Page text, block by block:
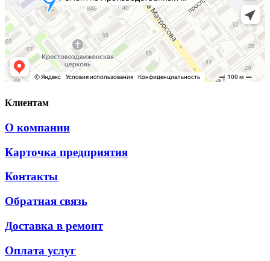
Клиентам
О компании
Карточка предприятия
Контакты
Обратная связь
Доставка в ремонт
Оплата услуг